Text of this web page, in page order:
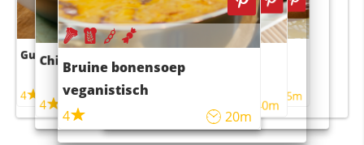
Guacamole
4
Chili con carne
4
Bruine bonensoep
veganistisch
4
20m
Sushi rijstsalade
maaltijdsalade
40m
4 55m